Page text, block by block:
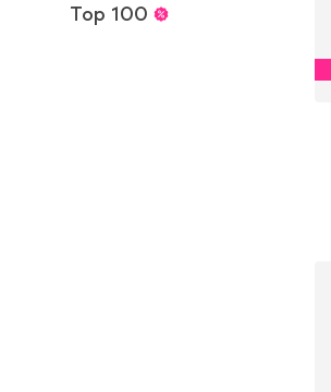
Top 100